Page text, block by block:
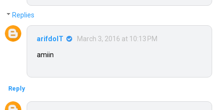
Replies
arifdoIT March 3, 2016 at 10:13 PM
amiin
Reply